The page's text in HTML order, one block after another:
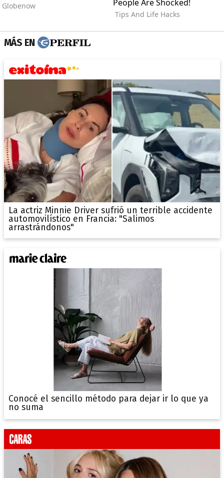
MÁS EN
La actriz Minnie Driver sufrió un terrible accidente
automovilístico en Francia: "Salimos
arrastrándonos"
Conocé el sencillo método para dejar ir lo que ya
no suma